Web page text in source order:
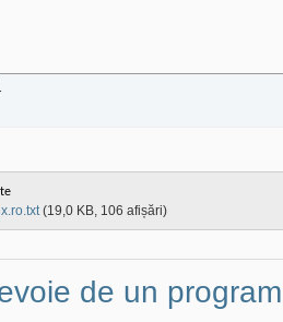
(19,0 KB, 106 afișări)
de un